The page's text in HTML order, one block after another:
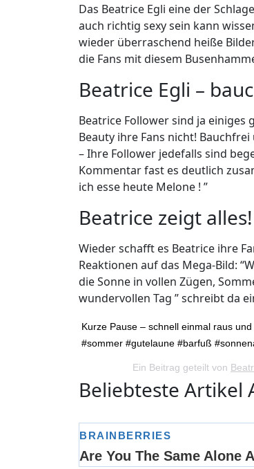
Das Beatrice Egli eine der
auch richtig sexy sein kann
wieder überraschend heiße
die Fans mit diesem
Beatrice Egli –
Beatrice Follower sind ja einiges
Beauty ihre Fans nicht!
– Ihre Follower jedefalls sind
Kommentar fast es deutlich
ich esse heute Melone ! ”
Beatrice zeigt alles!
Wieder schafft es Beatrice ihre
Reaktionen auf das Mega-Bild:
die Sonne in vollen Zügen,
wundervollen Tag ” schreibt da
Kurze Pause – schnell einmal raus
#sommer #gutelaune #barfuß
Ein Beitrag geteilt von
Beliebteste Artikel